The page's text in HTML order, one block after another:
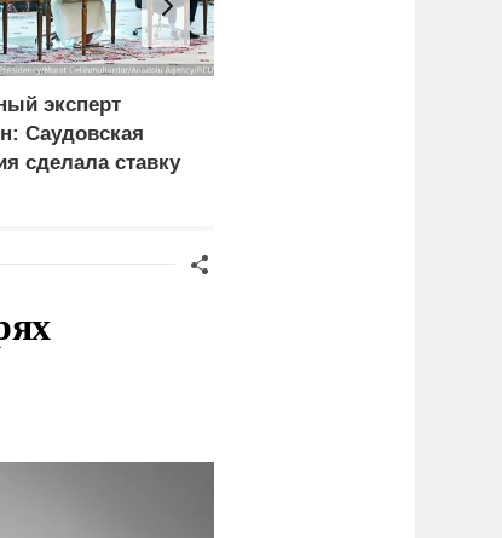
эксперт
Саудовская
сделала ставку